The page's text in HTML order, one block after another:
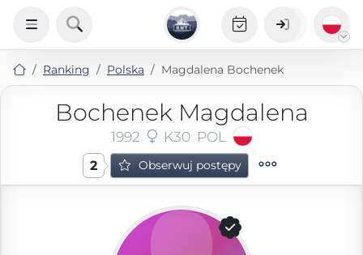
Ranking Polska Magdalena Bochenek
Bochenek Magdalena
1992 K30 POL
2 Obserwuj postępy